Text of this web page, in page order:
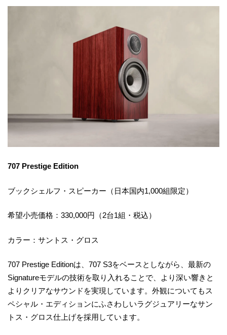
707 Prestige Edition
ブックシェルフ・スピーカー（日本国内1,000組限定）
希望小売価格：330,000円（2台1組・税込）
カラー：サントス・グロス
707 Prestige Editionは、707 S3をベースとしながら、最新の
Signatureモデルの技術を取り入れることで、より深い響きと
よりクリアなサウンドを実現しています。外観についてもス
ペシャル・エディションにふさわしいラグジュアリーなサン
トス・グロス仕上げを採用しています。